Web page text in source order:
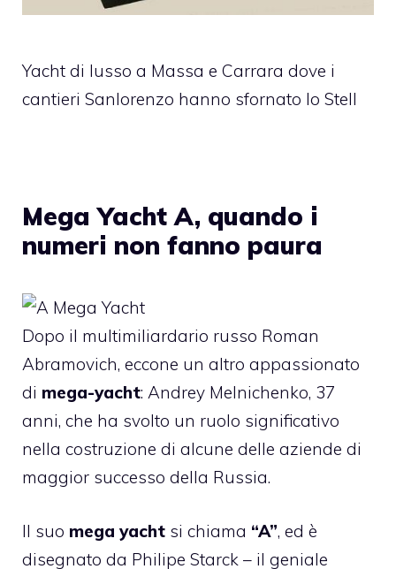
Yacht di lusso a Massa e Carrara dove i
cantieri Sanlorenzo hanno sfornato lo Stell
Mega Yacht A, quando i
numeri non fanno paura
Dopo il multimiliardario russo Roman
Abramovich, eccone un altro appassionato
di mega-yacht: Andrey Melnichenko, 37
anni, che ha svolto un ruolo significativo
nella costruzione di alcune delle aziende di
maggior successo della Russia.
Il suo mega yacht si chiama “A”, ed è
disegnato da Philipe Starck – il geniale